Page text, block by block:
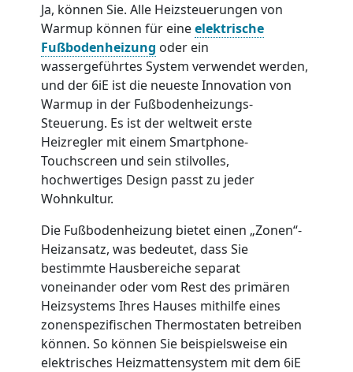
Ja, können Sie. Alle Heizsteuerungen von
Warmup können für eineelektrische
Fußbodenheizung oder ein
wassergeführtes System verwendet werden,
und der 6iE ist die neueste Innovation von
Warmup in der Fußbodenheizungs-
Steuerung. Es ist der weltweit erste
Heizregler mit einem Smartphone-
Touchscreen und sein stilvolles,
hochwertiges Design passt zu jeder
Wohnkultur.
Die Fußbodenheizung bietet einen „Zonen“-
Heizansatz, was bedeutet, dass Sie
bestimmte Hausbereiche separat
voneinander oder vom Rest des primären
Heizsystems Ihres Hauses mithilfe eines
zonenspezifischen Thermostaten betreiben
können. So können Sie beispielsweise ein
elektrisches Heizmattensystem mit dem 6iE